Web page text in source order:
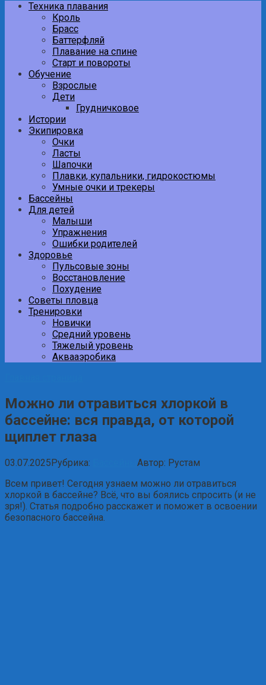
Техника плавания
Кроль
Брасс
Баттерфляй
Плавание на спине
Старт и повороты
Обучение
Взрослые
Дети
Грудничковое
Истории
Экипировка
Очки
Ласты
Шапочки
Плавки, купальники, гидрокостюмы
Умные очки и трекеры
Бассейны
Для детей
Малыши
Упражнения
Ошибки родителей
Здоровье
Пульсовые зоны
Восстановление
Похудение
Советы пловца
Тренировки
Новички
Средний уровень
Тяжелый уровень
Аквааэробика
Можно ли отравиться хлоркой в
бассейне: вся правда, от которой
щиплет глаза
03.07.2025Рубрика: Автор: Рустам
Всем привет! Сегодня узнаем можно ли отравиться
хлоркой в бассейне? Всё, что вы боялись спросить (и не
зря!). Статья подробно расскажет и поможет в освоении
безопасного бассейна.